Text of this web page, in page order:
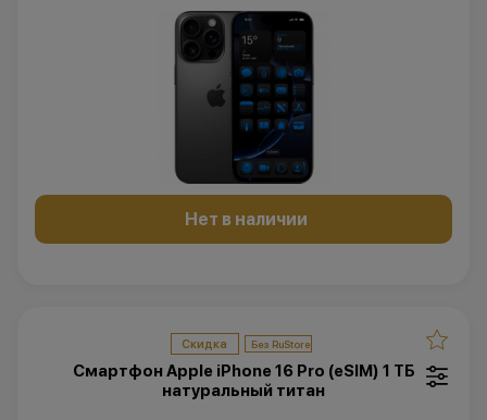
Нет в наличии
Скидка
Смартфон Apple iPhone 16 Pro (eSIM) 1 ТБ
натуральный титан